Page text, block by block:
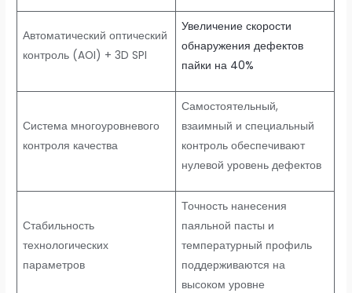
Автоматический оптический
контроль (AOI) + 3D SPI
Увеличение скорости
обнаружения дефектов
пайки на 40%
Система многоуровневого
контроля качества
Самостоятельный,
взаимный и специальный
контроль обеспечивают
нулевой уровень дефектов
Стабильность
технологических
параметров
Точность нанесения
паяльной пасты и
температурный профиль
поддерживаются на
высоком уровне